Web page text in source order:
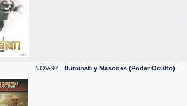
NOV-97 Iluminati y Masones (Poder Oculto)